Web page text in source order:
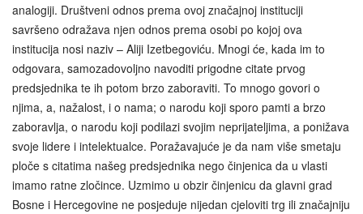
analogiji. Društveni odnos prema ovoj značajnoj instituciji
savršeno odražava njen odnos prema osobi po kojoj ova
institucija nosi naziv – Aliji Izetbegoviću. Mnogi će, kada im to
odgovara, samozadovoljno navoditi prigodne citate prvog
predsjednika te ih potom brzo zaboraviti. To mnogo govori o
njima, a, nažalost, i o nama; o narodu koji sporo pamti a brzo
zaboravlja, o narodu koji podilazi svojim neprijateljima, a ponižava
svoje lidere i intelektualce. Poražavajuće je da nam više smetaju
ploče s citatima našeg predsjednika nego činjenica da u vlasti
imamo ratne zločince. Uzmimo u obzir činjenicu da glavni grad
Bosne i Hercegovine ne posjeduje nijedan cjeloviti trg ili značajniju